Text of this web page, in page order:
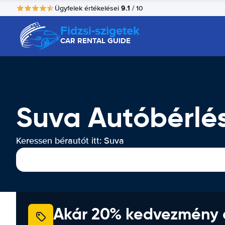
Ügyfelek értékelései 9.1 / 10
Fidzsi-szigetek
CAR RENTAL GUIDE
Suva
Keressen bérautót itt: Suva
Akár 20% kedvezmény